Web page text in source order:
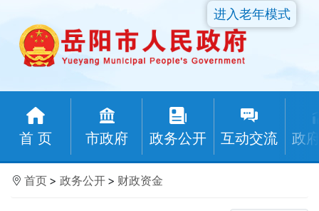
首 页 市政府 政务公开 互动交流 政
进入老年模式
首页 > 政务公开 > 财政资金